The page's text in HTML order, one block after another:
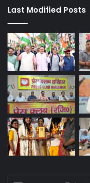
Last Modified Posts